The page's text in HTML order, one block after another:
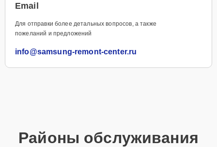
Email
Для отправки более детальных вопросов, а также
пожеланий и предложений
info@samsung-remont-center.ru
Районы обслуживания